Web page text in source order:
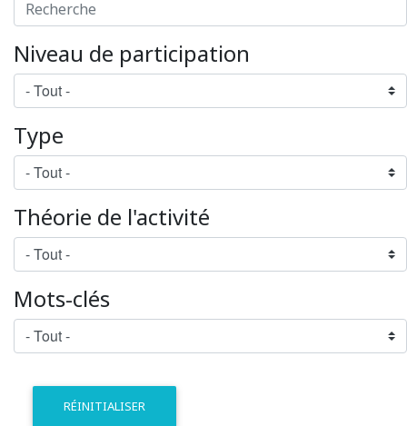
Niveau de participation
Type
Théorie de l'activité
Mots-clés
RÉINITIALISER